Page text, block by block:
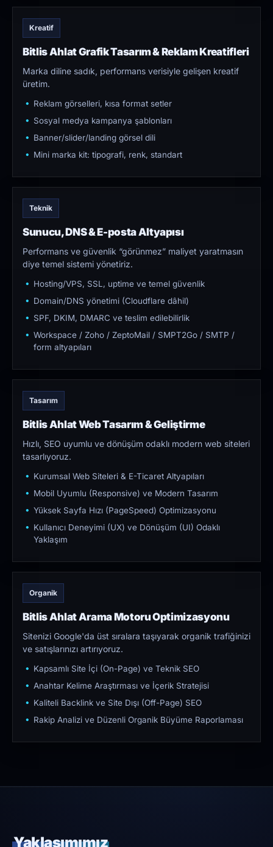
Kreatif
Bitlis Ahlat Grafik Tasarım & Reklam Kreatifleri
Marka diline sadık, performans verisiyle gelişen kreatif
üretim.
Reklam görselleri, kısa format setler
Sosyal medya kampanya şablonları
Banner/slider/landing görsel dili
Mini marka kit: tipografi, renk, standart
Teknik
Sunucu, DNS & E-posta Altyapısı
Performans ve güvenlik “görünmez” maliyet yaratmasın
diye temel sistemi yönetiriz.
Hosting/VPS, SSL, uptime ve temel güvenlik
Domain/DNS yönetimi (Cloudflare dâhil)
SPF, DKIM, DMARC ve teslim edilebilirlik
Workspace / Zoho / ZeptoMail / SMPT2Go / SMTP /
form altyapıları
Tasarım
Bitlis Ahlat Web Tasarım & Geliştirme
Hızlı, SEO uyumlu ve dönüşüm odaklı modern web siteleri
tasarlıyoruz.
Kurumsal Web Siteleri & E-Ticaret Altyapıları
Mobil Uyumlu (Responsive) ve Modern Tasarım
Yüksek Sayfa Hızı (PageSpeed) Optimizasyonu
Kullanıcı Deneyimi (UX) ve Dönüşüm (UI) Odaklı
Yaklaşım
Organik
Bitlis Ahlat Arama Motoru Optimizasyonu
Sitenizi Google'da üst sıralara taşıyarak organik trafiğinizi
ve satışlarınızı artırıyoruz.
Kapsamlı Site İçi (On-Page) ve Teknik SEO
Anahtar Kelime Araştırması ve İçerik Stratejisi
Kaliteli Backlink ve Site Dışı (Off-Page) SEO
Rakip Analizi ve Düzenli Organik Büyüme Raporlaması
Yaklaşımımız